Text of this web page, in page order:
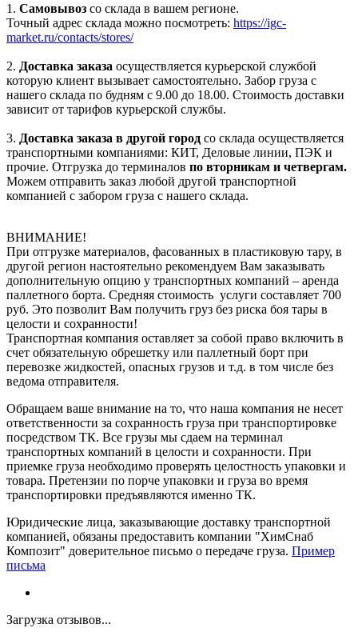
1. Самовывоз со склада в вашем регионе.
Точный адрес склада можно посмотреть: https://igc-
market.ru/contacts/stores/
2. Доставка заказа осуществляется курьерской службой
которую клиент вызывает самостоятельно. Забор груза с
нашего склада по будням с 9.00 до 18.00. Стоимость доставки
зависит от тарифов курьерской службы.
3. Доставка заказа в другой город со склада осуществляется
транспортными компаниями: КИТ, Деловые линии, ПЭК и
прочие. Отгрузка до терминалов по вторникам и четвергам.
Можем отправить заказ любой другой транспортной
компанией с забором груза с нашего склада.
ВНИМАНИЕ!
При отгрузке материалов, фасованных в пластиковую тару, в
другой регион настоятельно рекомендуем Вам заказывать
дополнительную опцию у транспортных компаний – аренда
паллетного борта. Средняя стоимость услуги составляет 700
руб. Это позволит Вам получить груз без риска боя тары в
целости и сохранности!
Транспортная компания оставляет за собой право включить в
счет обязательную обрешетку или паллетный борт при
перевозке жидкостей, опасных грузов и т.д. в том числе без
ведома отправителя.
Обращаем ваше внимание на то, что наша компания не несет
ответственности за сохранность груза при транспортировке
посредством ТК. Все грузы мы сдаем на терминал
транспортных компаний в целости и сохранности. При
приемке груза необходимо проверять целостность упаковки и
товара. Претензии по порче упаковки и груза во время
транспортировки предъявляются именно ТК.
Юридические лица, заказывающие доставку транспортной
компанией, обязаны предоставить компании "ХимСнаб
Композит" доверительное письмо о передаче груза. Пример
письма
Загрузка отзывов...